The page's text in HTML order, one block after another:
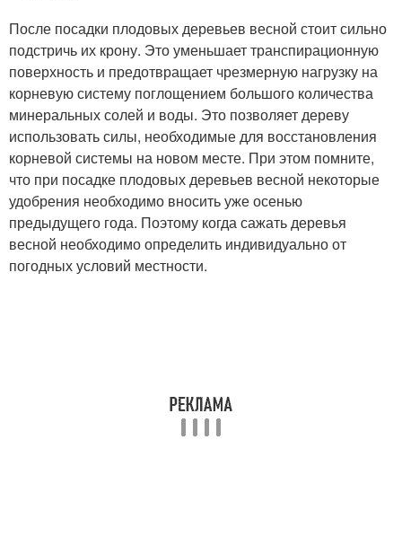
После посадки плодовых деревьев весной стоит сильно
подстричь их крону. Это уменьшает транспирационную
поверхность и предотвращает чрезмерную нагрузку на
корневую систему поглощением большого количества
минеральных солей и воды. Это позволяет дереву
использовать силы, необходимые для восстановления
корневой системы на новом месте. При этом помните,
что при посадке плодовых деревьев весной некоторые
удобрения необходимо вносить уже осенью
предыдущего года. Поэтому когда сажать деревья
весной необходимо определить индивидуально от
погодных условий местности.